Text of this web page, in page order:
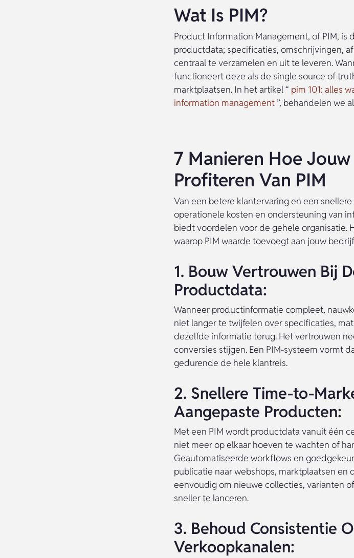
Wat Is PIM?
Product Information Management, of PIM, is
productdata; specificaties, omschrijvingen,
centraal te verzamelen en uit te leveren.
functioneert deze als de single source of
marktplaatsen. In het artikel “ pim 101: alles
information management ”, behandelen we
7 Manieren Hoe
Profiteren Van PIM
Van een betere klantervaring en een
operationele kosten en ondersteuning van
biedt voordelen voor de gehele organisatie.
waarop PIM waarde toevoegt aan jouw
1. Bouw Vertrouwen Bij
Productdata:
Wanneer productinformatie compleet,
niet langer te twijfelen over specificaties,
dezelfde informatie terug. Het vertrouwen
conversies stijgen. Een PIM-systeem vormt
gedurende de hele klantreis.
2. Snellere Time-to-
Aangepaste Producten:
Met een PIM wordt productdata vanuit één
niet meer op elkaar hoeven te wachten of
Geautomatiseerde workflows en
publicatie naar webshops, marktplaatsen
eenvoudig om nieuwe collecties, varianten
sneller te lanceren.
3. Behoud Consistentie
Verkoopkanalen: